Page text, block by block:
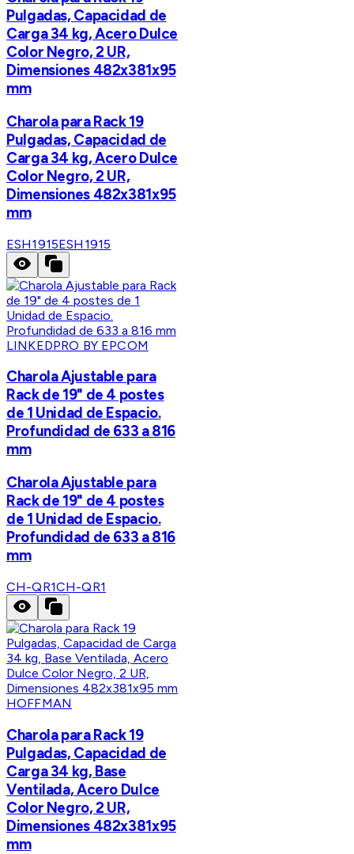
Pulgadas, Capacidad de
Carga 34 kg, Acero Dulce
Color Negro, 2 UR,
Dimensiones 482x381x95
mm
Charola para Rack 19
Pulgadas, Capacidad de
Carga 34 kg, Acero Dulce
Color Negro, 2 UR,
Dimensiones 482x381x95
mm
ESH1915ESH1915
LINKEDPRO BY EPCOM
Charola Ajustable para
Rack de 19" de 4 postes
de 1 Unidad de Espacio.
Profundidad de 633 a 816
mm
Charola Ajustable para
Rack de 19" de 4 postes
de 1 Unidad de Espacio.
Profundidad de 633 a 816
mm
CH-QR1CH-QR1
HOFFMAN
Charola para Rack 19
Pulgadas, Capacidad de
Carga 34 kg, Base
Ventilada, Acero Dulce
Color Negro, 2 UR,
Dimensiones 482x381x95
mm